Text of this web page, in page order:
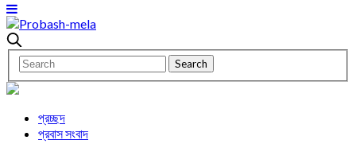
প্রচ্ছদ
প্রবাস সংবাদ